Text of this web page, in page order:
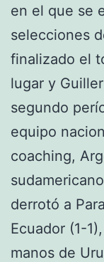
en el que se
selecciones
finalizado el
lugar y
segundo
equipo
coaching,
derrotó a
Ecuador (1-
manos de